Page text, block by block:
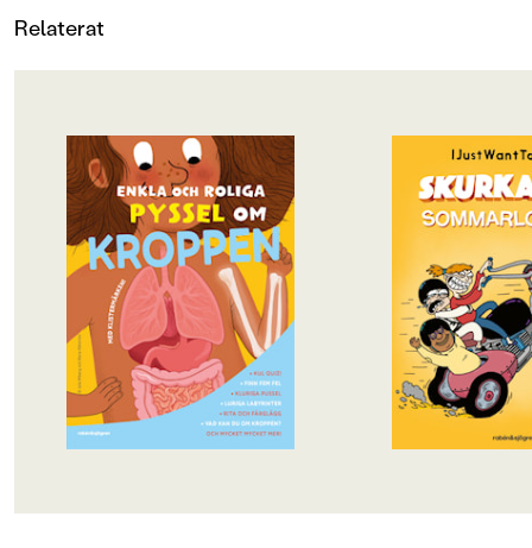
Relaterat
OM BOKEN
Hur funkar kroppen egentligen?
Följ med på en pysslig
upptäcktsresa fylld av roliga fakta,
kluriga uppgifter och kreativa
aktiviteter. Lär och lek – allt på
samma gång! Från den populära
serien Enkla och roliga fakta av
Julia Wiberg. Illustrationer av
Maria Källström.
OM BOKEN
Skurkarnas
maxad
mellanåldern, fylld
läsning och
hela sommaren.
bland annat kasta
soloäventyret
skurkskolan”, där
väg och försöker ta
dagen utan att bli
äventyret finns
pyssel som tar
aktivitet på ett sätt